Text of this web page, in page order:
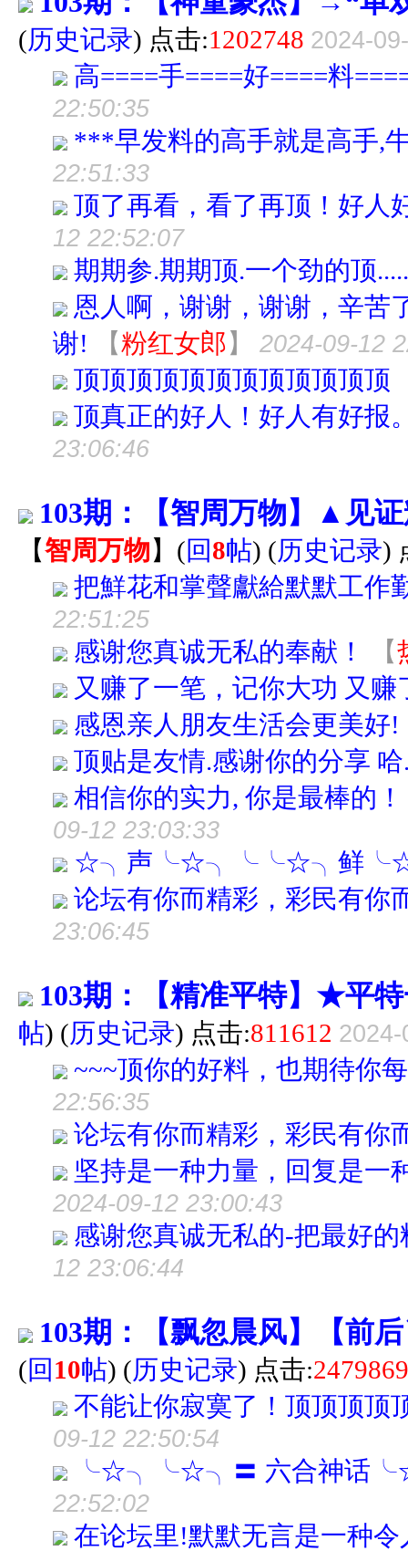
(历史记录) 点击:1202748 2024-
高====手====好====料
22:50:35
***早发料的高手就是高手,
22:51:33
顶了再看，看了再顶！好人
12 22:52:07
期期参.期期顶.一个劲的顶
恩人啊，谢谢，谢谢，辛苦
谢!
【粉红女郎 】 2024-09-12
顶顶顶顶顶顶顶顶顶顶顶顶
顶真正的好人！好人有好报
23:06:46
103期：【智周万物】▲见
【智周万物】 (回8帖) (历史记录)
把鮮花和掌聲獻給默默工作
22:51:25
感谢您真诚无私的奉献！ 【
又赚了一笔，记你大功 又赚
感恩亲人朋友生活会更美好!
顶贴是友情.感谢你的分享
相信你的实力, 你是最棒的
09-12 23:03:33
☆╮声╰☆╮╰╰☆╮鲜
论坛有你而精彩，彩民有你
23:06:45
103期：【精准平特】★平
帖) (历史记录) 点击:811612
~~~顶你的好料，也期待你
22:56:35
论坛有你而精彩，彩民有你
坚持是一种力量，回复是一
2024-09-12 23:00:43
感谢您真诚无私的-把最好
12 23:06:44
103期：【飘忽晨风】【前
(回 10帖) (历史记录) 点击:2479869
不能让你寂寞了！顶顶顶顶
09-12 22:50:54
╰☆╮╰☆╮〓 六合神
22:52:02
在论坛里!默默无言是一种